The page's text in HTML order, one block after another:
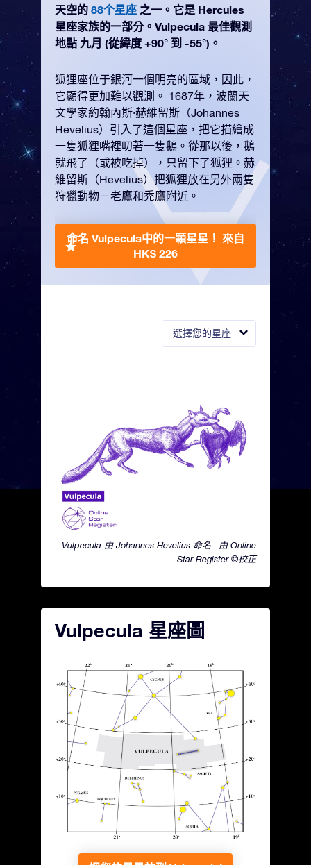
選擇您的星座
Vulpecula 由 Johannes Hevelius 命名– 由 Online
Star Register ©校正
天空的 88个星座 之一。它是 Hercules
星座家族的一部分。Vulpecula 最佳觀測
地點 九月 (從緯度 +90° 到 -55°)。
狐狸座位于銀河一個明亮的區域，因此，
它顯得更加難以觀測。 1687年，波蘭天
文學家約翰內斯·赫維留斯（Johannes
Hevelius）引入了這個星座，把它描繪成
一隻狐狸嘴裡叨著一隻鵝。從那以後，鵝
就飛了（或被吃掉），只留下了狐狸。赫
維留斯（Hevelius）把狐狸放在另外兩隻
狩獵動物－老鷹和禿鷹附近。
命名 Vulpecula中的一顆星星！ 來自
HK$ 226
Vulpecula 星座圖